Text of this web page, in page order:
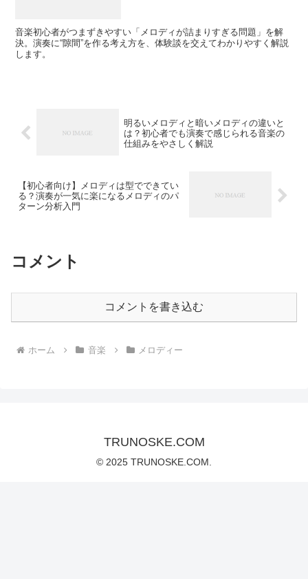
音楽初心者がつまずきやすい「メロディが詰まりすぎる問題」を解
決。演奏に“隙間”を作る考え方を、体験談を交えてわかりやすく解説
します。
明るいメロディと暗いメロディの違いと
は？初心者でも演奏で感じられる音楽の
仕組みをやさしく解説
【初心者向け】メロディは型でできてい
る？演奏が一気に楽になるメロディのパ
ターン分析入門
コメント
コメントを書き込む
ホーム 音楽 メロディー
TRUNOSKE.COM
© 2025 TRUNOSKE.COM.